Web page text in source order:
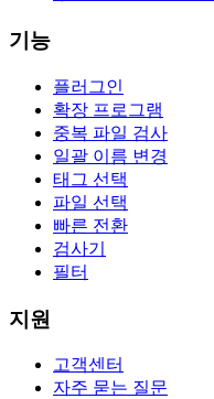
기능
플러그인
확장 프로그램
중복 파일 검사
일괄 이름 변경
태그 선택
파일 선택
빠른 전환
검사기
필터
지원
고객센터
자주 묻는 질문